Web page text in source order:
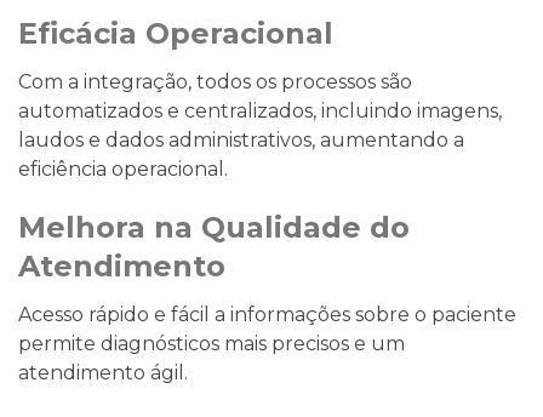
Eficácia Operacional
Com a integração, todos os processos são
automatizados e centralizados, incluindo imagens,
laudos e dados administrativos, aumentando a
eficiência operacional.
Melhora na Qualidade do
Atendimento
Acesso rápido e fácil a informações sobre o paciente
permite diagnósticos mais precisos e um
atendimento ágil.